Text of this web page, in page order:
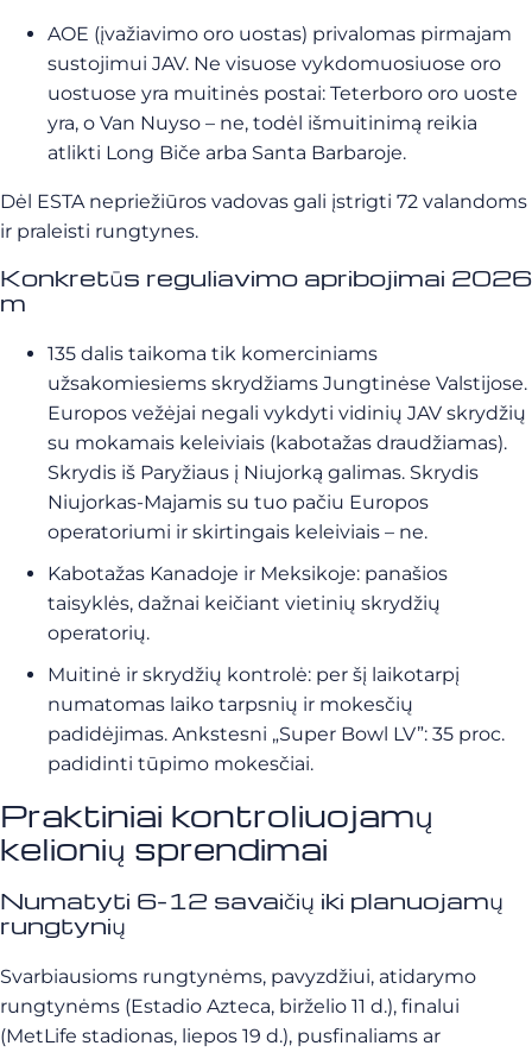
AOE (įvažiavimo oro uostas) privalomas pirmajam
sustojimui JAV. Ne visuose vykdomuosiuose oro
uostuose yra muitinės postai: Teterboro oro uoste
yra, o Van Nuyso – ne, todėl išmuitinimą reikia
atlikti Long Biče arba Santa Barbaroje.
Dėl ESTA nepriežiūros vadovas gali įstrigti 72 valandoms
ir praleisti rungtynes.
Konkretūs reguliavimo apribojimai 2026
m
135 dalis taikoma tik komerciniams
užsakomiesiems skrydžiams Jungtinėse Valstijose.
Europos vežėjai negali vykdyti vidinių JAV skrydžių
su mokamais keleiviais (kabotažas draudžiamas).
Skrydis iš Paryžiaus į Niujorką galimas. Skrydis
Niujorkas-Majamis su tuo pačiu Europos
operatoriumi ir skirtingais keleiviais – ne.
Kabotažas Kanadoje ir Meksikoje: panašios
taisyklės, dažnai keičiant vietinių skrydžių
operatorių.
Muitinė ir skrydžių kontrolė: per šį laikotarpį
numatomas laiko tarpsnių ir mokesčių
padidėjimas. Ankstesni „Super Bowl LV”: 35 proc.
padidinti tūpimo mokesčiai.
Praktiniai kontroliuojamų
kelionių sprendimai
Numatyti 6-12 savaičių iki planuojamų
rungtynių
Svarbiausioms rungtynėms, pavyzdžiui, atidarymo
rungtynėms (Estadio Azteca, birželio 11 d.), finalui
(MetLife stadionas, liepos 19 d.), pusfinaliams ar